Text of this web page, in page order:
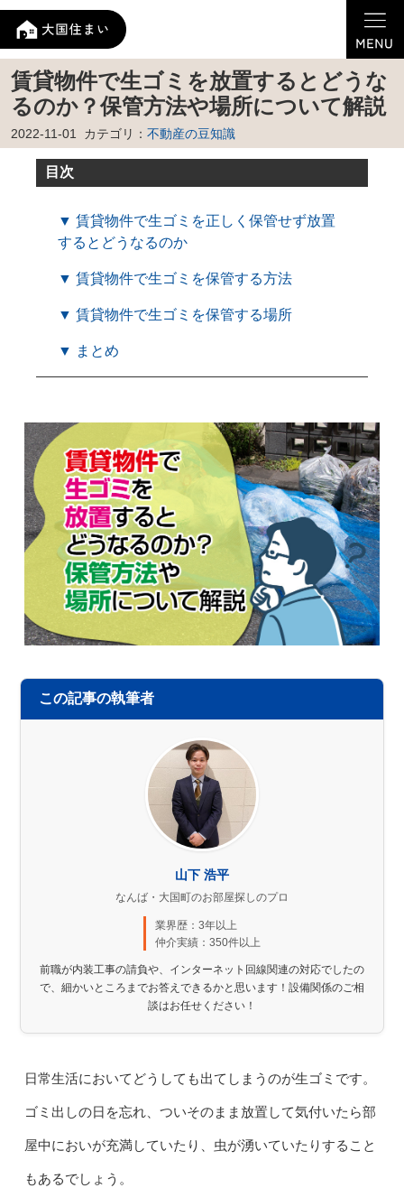
賃貸物件で生ゴミを放置するとどうな
るのか？保管方法や場所について解説
2022-11-01 カテゴリ： 不動産の豆知識
目次
▼ 賃貸物件で生ゴミを正しく保管せず放置
するとどうなるのか
▼ 賃貸物件で生ゴミを保管する方法
▼ 賃貸物件で生ゴミを保管する場所
▼ まとめ
この記事の執筆者
山下 浩平
なんば・大国町のお部屋探しのプロ
業界歴：3年以上
仲介実績：350件以上
前職が内装工事の請負や、インターネット回線関連の対応でしたの
で、細かいところまでお答えできるかと思います！設備関係のご相
談はお任せください！
日常生活においてどうしても出てしまうのが生ゴミです。
ゴミ出しの日を忘れ、ついそのまま放置して気付いたら部
屋中においが充満していたり、虫が湧いていたりすること
もあるでしょう。